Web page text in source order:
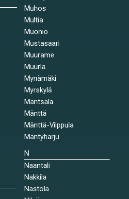
Muhos
Multia
Muonio
Mustasaari
Muurame
Muurla
Mynämäki
Myrskylä
Mäntsälä
Mänttä
Mänttä-Vilppula
Mäntyharju
N
Naantali
Nakkila
Nastola